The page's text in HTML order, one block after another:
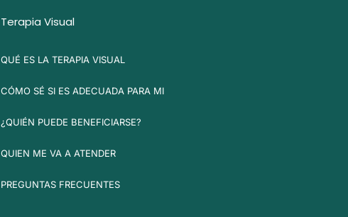
Terapia Visual
QUÉ ES LA TERAPIA VISUAL
CÓMO SÉ SI ES ADECUADA PARA MI
¿QUIÉN PUEDE BENEFICIARSE?
QUIEN ME VA A ATENDER
PREGUNTAS FRECUENTES